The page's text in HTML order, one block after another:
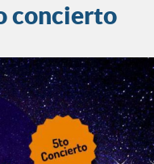
concierto